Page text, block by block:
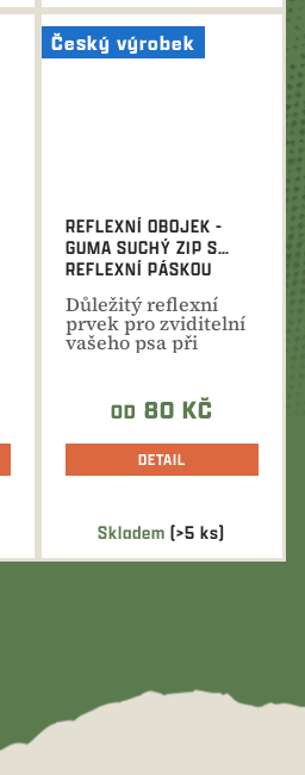
produktu
je
Český výrobek
Skladem(>5 ks)
REFLEXNÍ OBOJEK -
GUMA SUCHÝ ZIP S
REFLEXNÍ PÁSKOU
Důležitý reflexní
prvek pro zviditelní
vašeho psa při
výcviku nebo...
OD 80 KČ
DETAIL